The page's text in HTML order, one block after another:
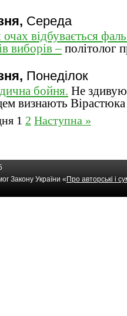
Середа
відбувається
виборів – політолог
Понеділок
бойня. Не
визнають
1 2 Наступна »
Закону України « Про авторські і